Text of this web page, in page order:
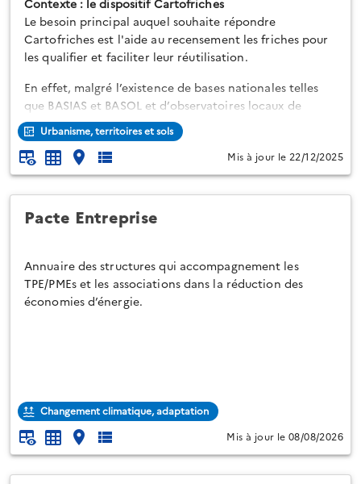
Contexte : le dispositif Cartofriches
Le besoin principal auquel souhaite répondre
Cartofriches est l'aide au recensement les friches pour
les qualifier et faciliter leur réutilisation.
En effet, malgré l’existence de bases nationales telles
que BASIAS et BASOL et d’observatoires locaux de
qualité, la connaissance des sites en friche au niveau
national reste jusqu’ici partielle et diffuse du fait de la
diversité des cas et de l’évolution rapide des sites.
L’objectif de Cartofriches, à terme, est ainsi
d’accompagner les maîtres d’ouvrage et porteurs de
projets de réhabilitation par l...
Urbanisme, territoires et sols
Mis à jour le 22/12/2025
Pacte Entreprise
Annuaire des structures qui accompagnement les
TPE/PMEs et les associations dans la réduction des
économies d’énergie.
Changement climatique, adaptation
Mis à jour le 08/08/2026